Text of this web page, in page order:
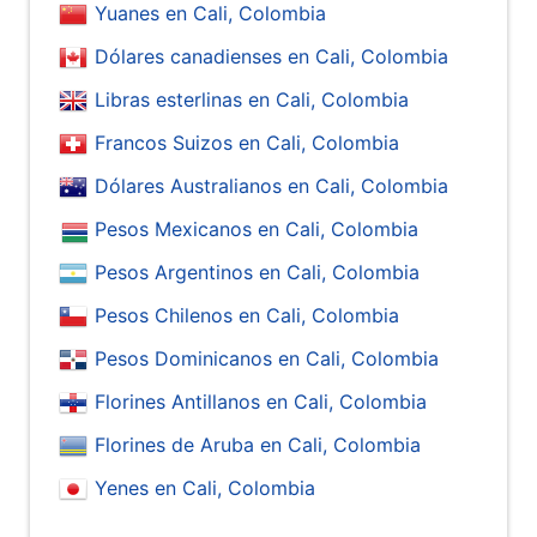
Yuanes en Cali, Colombia
Dólares canadienses en Cali, Colombia
Libras esterlinas en Cali, Colombia
Francos Suizos en Cali, Colombia
Dólares Australianos en Cali, Colombia
Pesos Mexicanos en Cali, Colombia
Pesos Argentinos en Cali, Colombia
Pesos Chilenos en Cali, Colombia
Pesos Dominicanos en Cali, Colombia
Florines Antillanos en Cali, Colombia
Florines de Aruba en Cali, Colombia
Yenes en Cali, Colombia